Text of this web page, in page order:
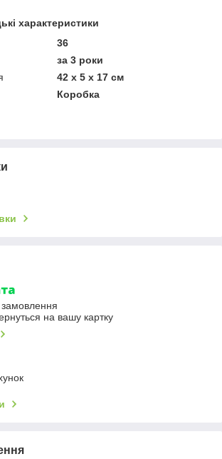
характеристики
36
за 3 роки
42 х 5 х 17 см
Коробка
на вашу картку